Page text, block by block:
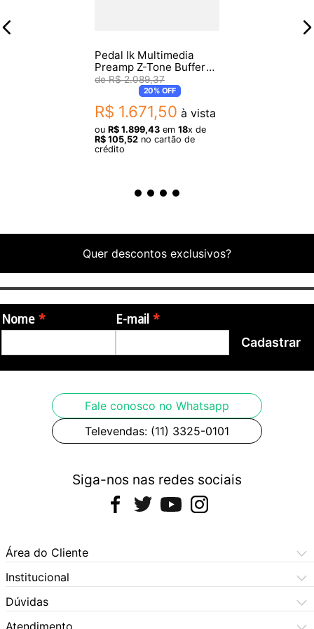
Pedal Ik Multimedia
Preamp Z-Tone Buffer
Boost
R$ 2.089,37
20%OFF
R$ 1.671,50 à vista
ou R$ 1.899,43 em 18x de
R$ 105,52 no cartão de
crédito
Quer descontos exclusivos?
Nome E-mail
Cadastrar
Fale conosco no Whatsapp
Televendas: (11) 3325-0101
Siga-nos nas redes sociais
Área do Cliente
Meus Pedidos
Meus Dados
Institucional
Central de Atendimento
Dúvidas Frequentes
Dúvidas
Como Comprar